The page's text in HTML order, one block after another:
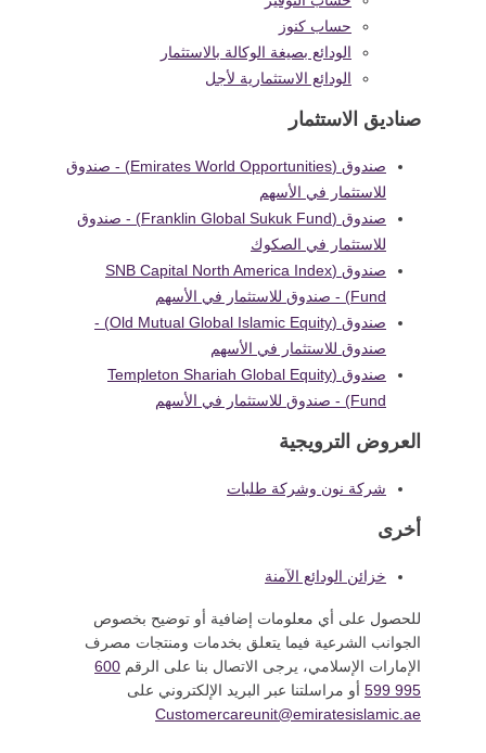
حساب كنوز
الودائع بصيغة الوكالة بالاستثمار
الودائع الاستثمارية لأجل
صناديق الاستثمار
صندوق (Emirates World Opportunities) - صندوق
للاستثمار في الأسهم
صندوق (Franklin Global Sukuk Fund) - صندوق
للاستثمار في الصكوك
صندوق (SNB Capital North America Index
Fund) - صندوق للاستثمار في الأسهم
صندوق (Old Mutual Global Islamic Equity) -
صندوق للاستثمار في الأسهم
صندوق (Templeton Shariah Global Equity
Fund) - صندوق للاستثمار في الأسهم
العروض الترويجية
شركة نون وشركة طلبات
أخرى
خزائن الودائع الآمنة
للحصول على أي معلومات إضافية أو توضيح بخصوص
الجوانب الشرعية فيما يتعلق بخدمات ومنتجات مصرف
الإمارات الإسلامي، يرجى الاتصال بنا على الرقم 600
599 995 أو مراسلتنا عبر البريد الإلكتروني على
Customercareunit@emiratesislamic.ae